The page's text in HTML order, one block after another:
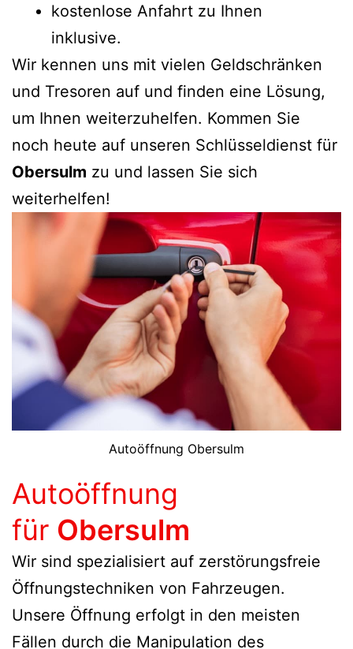
kostenlose Anfahrt zu Ihnen
inklusive.
Wir kennen uns mit vielen Geldschränken
und Tresoren auf und finden eine Lösung,
um Ihnen weiterzuhelfen. Kommen Sie
noch heute auf unseren Schlüsseldienst für
Obersulm zu und lassen Sie sich
weiterhelfen!
Autoöffnung Obersulm
Autoöffnung
für Obersulm
Wir sind spezialisiert auf zerstörungsfreie
Öffnungstechniken von Fahrzeugen.
Unsere Öffnung erfolgt in den meisten
Fällen durch die Manipulation des